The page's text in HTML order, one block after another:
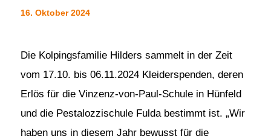
16. Oktober 2024
Die Kolpingsfamilie Hilders sammelt in der Zeit
vom 17.10. bis 06.11.2024 Kleiderspenden, deren
Erlös für die Vinzenz-von-Paul-Schule in Hünfeld
und die Pestalozzischule Fulda bestimmt ist. „Wir
haben uns in diesem Jahr bewusst für die